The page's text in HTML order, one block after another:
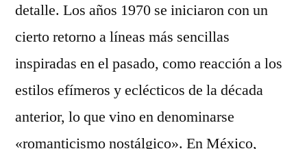
detalle. Los años 1970 se iniciaron con un
cierto retorno a líneas más sencillas
inspiradas en el pasado, como reacción a los
estilos efímeros y eclécticos de la década
anterior, lo que vino en denominarse
«romanticismo nostálgico». En México,